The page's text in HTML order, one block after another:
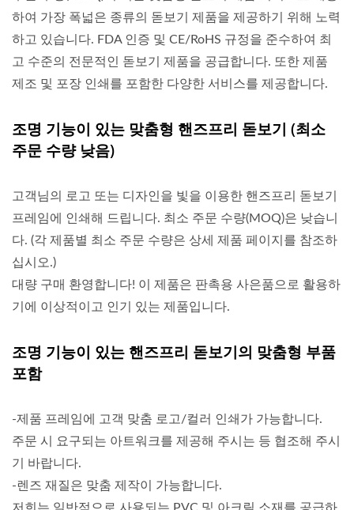
하여 가장 폭넓은 종류의 돋보기 제품을 제공하기 위해 노력
하고 있습니다. FDA 인증 및 CE/RoHS 규정을 준수하여 최
고 수준의 전문적인 돋보기 제품을 공급합니다. 또한 제품
제조 및 포장 인쇄를 포함한 다양한 서비스를 제공합니다.
조명 기능이 있는 맞춤형 핸즈프리 돋보기 (최소
주문 수량 낮음)
고객님의 로고 또는 디자인을 빛을 이용한 핸즈프리 돋보기
프레임에 인쇄해 드립니다. 최소 주문 수량(MOQ)은 낮습니
다. (각 제품별 최소 주문 수량은 상세 제품 페이지를 참조하
십시오.)
대량 구매 환영합니다! 이 제품은 판촉용 사은품으로 활용하
기에 이상적이고 인기 있는 제품입니다.
조명 기능이 있는 핸즈프리 돋보기의 맞춤형 부품
포함
-제품 프레임에 고객 맞춤 로고/컬러 인쇄가 가능합니다.
주문 시 요구되는 아트워크를 제공해 주시는 등 협조해 주시
기 바랍니다.
-렌즈 재질은 맞춤 제작이 가능합니다.